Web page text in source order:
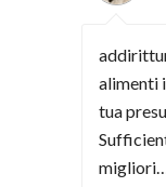
alimenti
tua